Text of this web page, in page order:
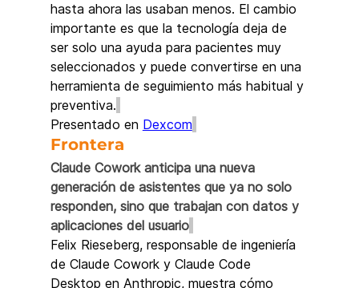
hasta ahora las usaban menos. El cambio
importante es que la tecnología deja de
ser solo una ayuda para pacientes muy
seleccionados y puede convertirse en una
herramienta de seguimiento más habitual y
preventiva.
Presentado en Dexcom
Frontera
Claude Cowork anticipa una nueva
generación de asistentes que ya no solo
responden, sino que trabajan con datos y
aplicaciones del usuario
Felix Rieseberg, responsable de ingeniería
de Claude Cowork y Claude Code
Desktop en Anthropic, muestra cómo